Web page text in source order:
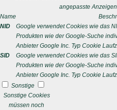
angepasste
Name
NID
Google verwendet Cookies wie das
Produkten wie der Google-Suche
Anbieter Google Inc. Typ Cookie
SID
Google verwendet Cookies wie das
Produkten wie der Google-Suche
Anbieter Google Inc. Typ Cookie
Sonstige
Sonstige Cookies
müssen noch